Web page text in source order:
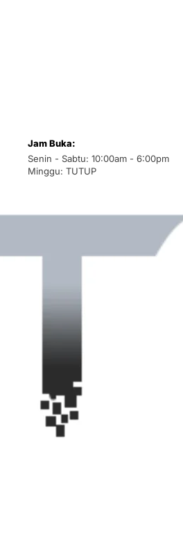
Jam Buka:
Senin - Sabtu: 10:00am - 6:00pm
Minggu: TUTUP